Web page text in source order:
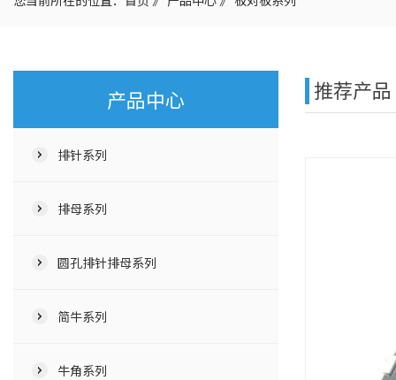
产品中心
排针系列
排母系列
圆孔排针排母系列
简牛系列
牛角系列
推荐产品